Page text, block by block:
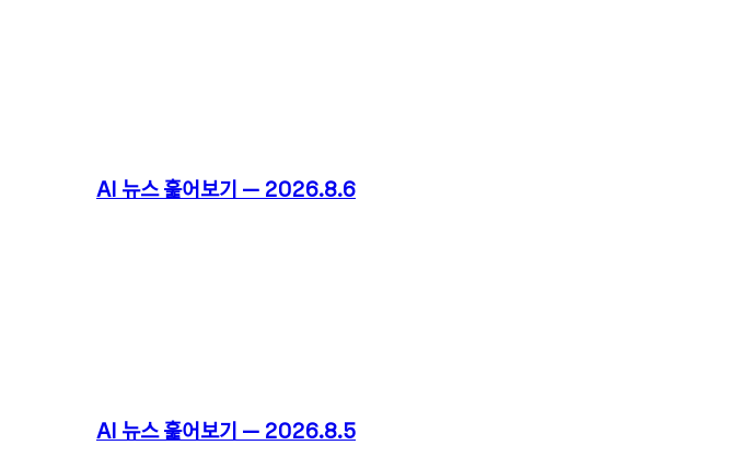
AI 뉴스 훑어보기 – 2026.8.6
AI 뉴스 훑어보기 – 2026.8.5